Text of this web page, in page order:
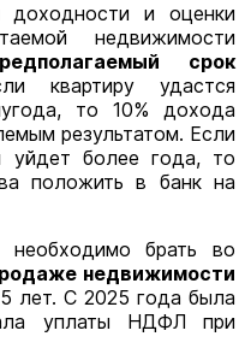
доходности и оценки
недвижимости
срок
квартиру удастся
то 10% дохода
результатом. Если
уйдет более года, то
положить в банк на
брать во
недвижимости
лет. С 2025 года была
уплаты НДФЛ при